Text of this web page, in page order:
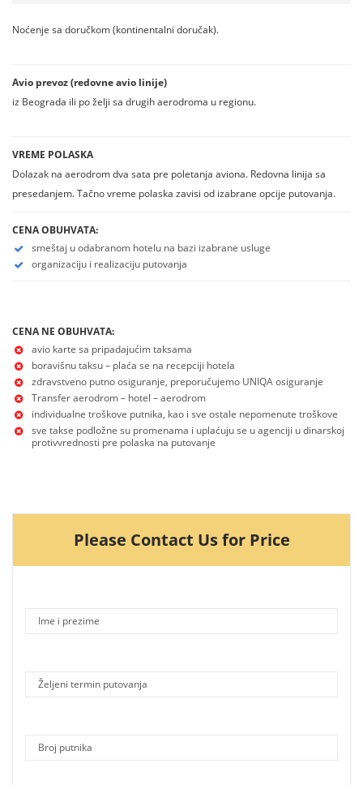
Noćenje sa doručkom (kontinentalni doručak).
Avio prevoz (redovne avio linije)
iz Beograda ili po želji sa drugih aerodroma u regionu.
VREME POLASKA
Dolazak na aerodrom dva sata pre poletanja aviona. Redovna linija sa
presedanjem. Tačno vreme polaska zavisi od izabrane opcije putovanja.
CENA OBUHVATA:
smeštaj u odabranom hotelu na bazi izabrane usluge
organizaciju i realizaciju putovanja
CENA NE OBUHVATA:
avio karte sa pripadajućim taksama
boravišnu taksu – plaća se na recepciji hotela
zdravstveno putno osiguranje, preporučujemo UNIQA osiguranje
Transfer aerodrom – hotel – aerodrom
individualne troškove putnika, kao i sve ostale nepomenute troškove
sve takse podložne su promenama i uplaćuju se u agenciji u dinarskoj
protivvrednosti pre polaska na putovanje
Please Contact Us for Price